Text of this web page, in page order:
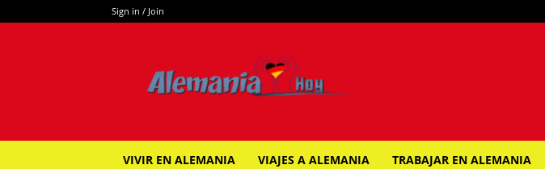
Sign in / Join
ALEMANIA
HOY
VIVIR EN ALEMANIA VIAJES A ALEMANIA TRABAJAR EN ALEMANIA